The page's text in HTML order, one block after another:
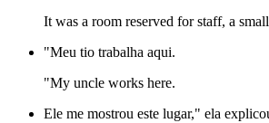
It was a room reserved for staff, a
"Meu tio trabalha aqui.
"My uncle works here.
Ele me mostrou este lugar," ela